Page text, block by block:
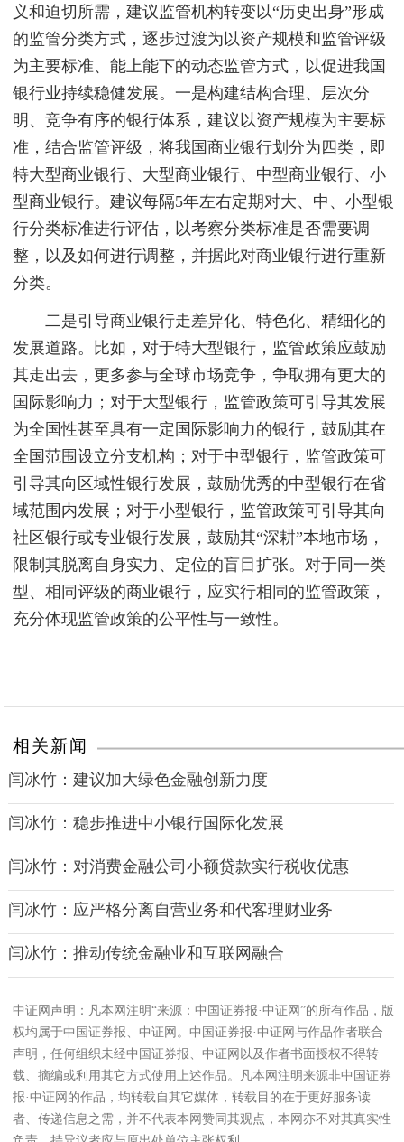
义和迫切所需，建议监管机构转变以“历史出身”形成
的监管分类方式，逐步过渡为以资产规模和监管评级
为主要标准、能上能下的动态监管方式，以促进我国
银行业持续稳健发展。一是构建结构合理、层次分
明、竞争有序的银行体系，建议以资产规模为主要标
准，结合监管评级，将我国商业银行划分为四类，即
特大型商业银行、大型商业银行、中型商业银行、小
型商业银行。建议每隔5年左右定期对大、中、小型银
行分类标准进行评估，以考察分类标准是否需要调
整，以及如何进行调整，并据此对商业银行进行重新
分类。
二是引导商业银行走差异化、特色化、精细化的
发展道路。比如，对于特大型银行，监管政策应鼓励
其走出去，更多参与全球市场竞争，争取拥有更大的
国际影响力；对于大型银行，监管政策可引导其发展
为全国性甚至具有一定国际影响力的银行，鼓励其在
全国范围设立分支机构；对于中型银行，监管政策可
引导其向区域性银行发展，鼓励优秀的中型银行在省
域范围内发展；对于小型银行，监管政策可引导其向
社区银行或专业银行发展，鼓励其“深耕”本地市场，
限制其脱离自身实力、定位的盲目扩张。对于同一类
型、相同评级的商业银行，应实行相同的监管政策，
充分体现监管政策的公平性与一致性。
相关新闻
闫冰竹：建议加大绿色金融创新力度
闫冰竹：稳步推进中小银行国际化发展
闫冰竹：对消费金融公司小额贷款实行税收优惠
闫冰竹：应严格分离自营业务和代客理财业务
闫冰竹：推动传统金融业和互联网融合
中证网声明：凡本网注明“来源：中国证券报·中证网”的所有作品，版
权均属于中国证券报、中证网。中国证券报·中证网与作品作者联合
声明，任何组织未经中国证券报、中证网以及作者书面授权不得转
载、摘编或利用其它方式使用上述作品。凡本网注明来源非中国证券
报·中证网的作品，均转载自其它媒体，转载目的在于更好服务读
者、传递信息之需，并不代表本网赞同其观点，本网亦不对其真实性